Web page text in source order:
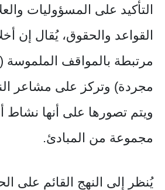
التأكيد على المسؤوليات
القواعد والحقوق، يُقال إن
مرتبطة بالمواقف الملموسة
مجردة) وتركز على مشاعر
ويتم تصورها على أنها نشاط
مجموعة من المبادئ.
يُنظر إلى النهج القائم على